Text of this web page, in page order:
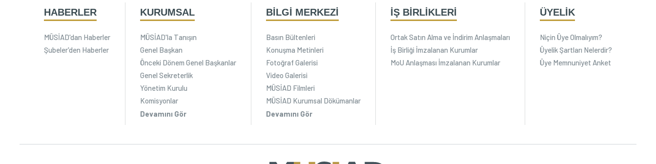
HABERLER
MÜSİAD'dan Haberler
Şubeler'den Haberler
KURUMSAL
MÜSİAD'la Tanışın
Genel Başkan
Önceki Dönem Genel Başkanlar
Genel Sekreterlik
Yönetim Kurulu
Komisyonlar
Devamını Gör
BİLGİ MERKEZİ
Basın Bültenleri
Konuşma Metinleri
Fotoğraf Galerisi
Video Galerisi
MÜSİAD Filmleri
MÜSİAD Kurumsal Dökümanlar
Devamını Gör
İŞ BİRLİKLERİ
Ortak Satın Alma ve İndirim Anlaşmaları
İş Birliği İmzalanan Kurumlar
MoU Anlaşması İmzalanan Kurumlar
ÜYELİK
Niçin Üye Olmalıyım?
Üyelik Şartları Nelerdir?
Üye Memnuniyet Anket